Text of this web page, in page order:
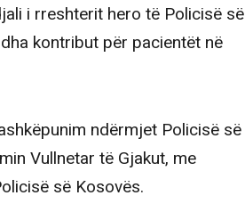
i rreshterit hero të Policisë së
kontribut për pacientët në
ndërmjet Policisë së
Vullnetar të Gjakut, me
së Kosovës.